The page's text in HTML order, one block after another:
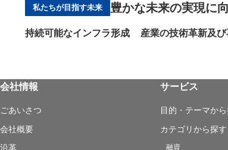
私たちが目指す未来 豊かな未来の実現に
持続可能なインフラ形成 産業の技術革新及
会社情報
ごあいさつ
会社概要
沿革
サービス
目的・テーマか
カテゴリから探す
融資